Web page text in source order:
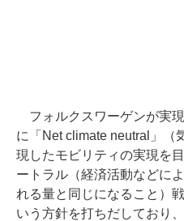
フォルクスワーゲンが実
に「Net climate neutral」（
現したモビリティの実現を
ートラル（経済活動などに
れる量と同じになること）
いう方針を打ちだしており